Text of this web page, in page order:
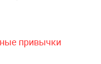
привычки